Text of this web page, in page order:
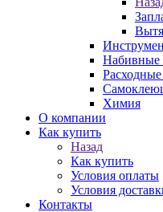
Набивные
Химия
О компании
Как купить
Назад
Как купить
Условия оплаты
Условия
Контакты